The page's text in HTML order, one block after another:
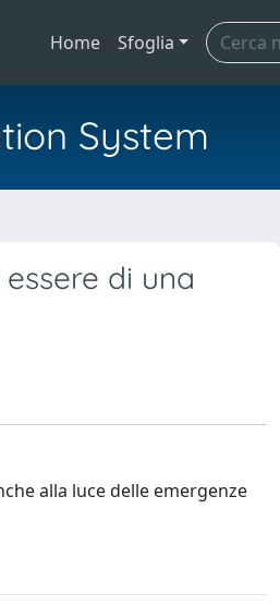
Home Sfoglia
System
di una
alla luce delle emergenze